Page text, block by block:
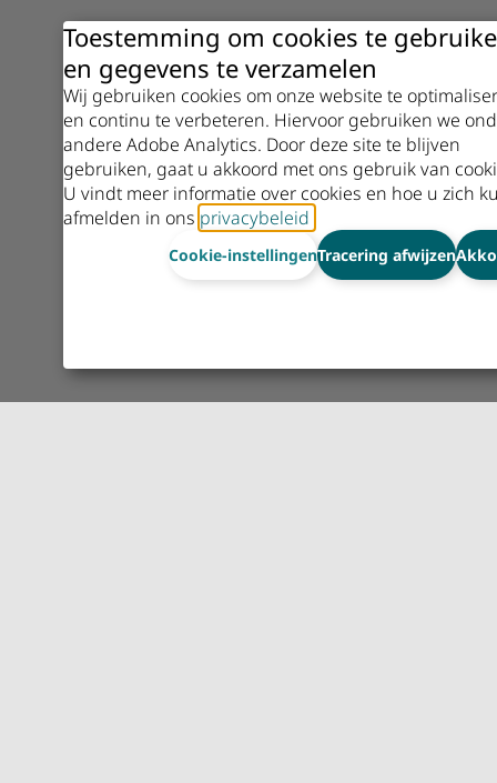
Toestemming om cookies te
en gegevens te verzamelen
Wij gebruiken cookies om onze website te
en continu te verbeteren. Hiervoor gebruiken we
andere Adobe Analytics. Door deze site te blijven
gebruiken, gaat u akkoord met ons gebruik van
U vindt meer informatie over cookies en hoe u zich
afmelden in ons privacybeleid
Cookie-instellingenTracering afwijzen